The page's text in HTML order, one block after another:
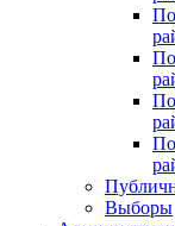
Выборы